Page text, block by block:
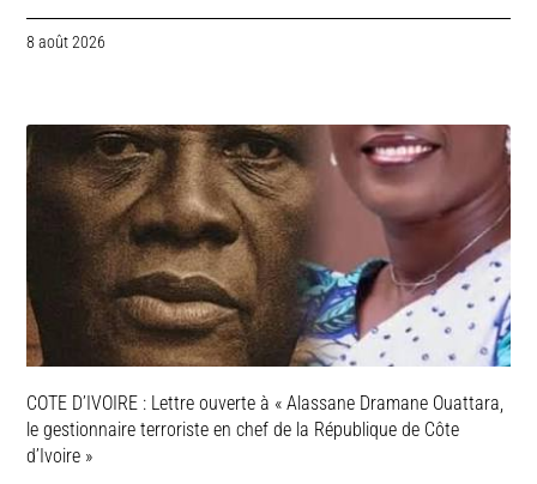
8 août 2026
COTE D’IVOIRE : Lettre ouverte à « Alassane Dramane Ouattara,
le gestionnaire terroriste en chef de la République de Côte
d’Ivoire »